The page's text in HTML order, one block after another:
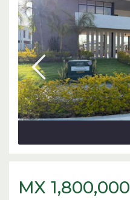
MX 1,800,000